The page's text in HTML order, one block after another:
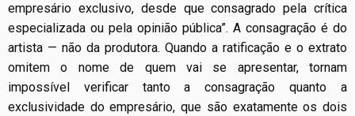
empresário exclusivo, desde que consagrado pela crítica
especializada ou pela opinião pública”. A consagração é do
artista — não da produtora. Quando a ratificação e o extrato
omitem o nome de quem vai se apresentar, tornam
impossível verificar tanto a consagração quanto a
exclusividade do empresário, que são exatamente os dois